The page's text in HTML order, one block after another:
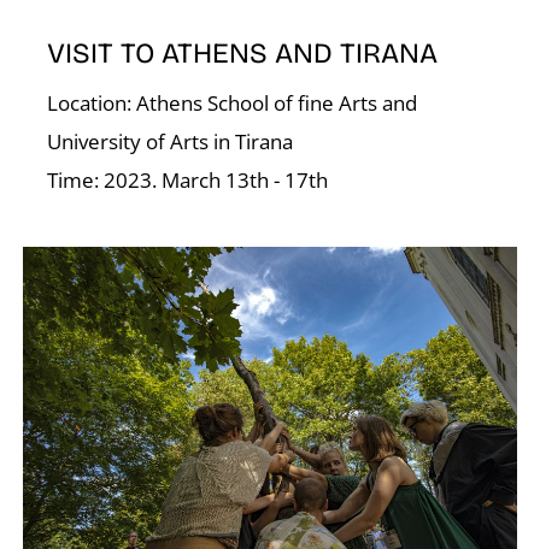
VISIT TO ATHENS AND TIRANA
Location: Athens School of fine Arts and
University of Arts in Tirana
Time: 2023. March 13th - 17th